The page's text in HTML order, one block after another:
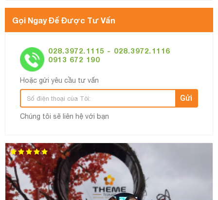
Gọi Ngay Để Được Tư Vấn
028.3972.1115 - 028.3972.1116
0913 672 190
Hoặc gửi yêu cầu tư vấn
Gửi
Chúng tôi sẽ liên hệ với bạn